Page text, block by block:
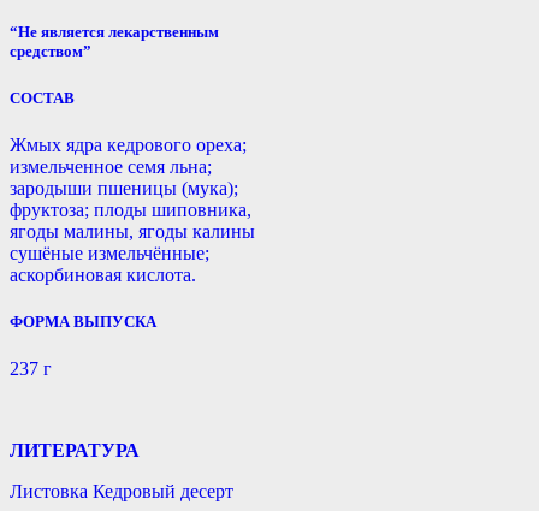
“Не является лекарственным
средством”
СОСТАВ
Жмых ядра кедрового ореха;
измельченное семя льна;
зародыши пшеницы (мука);
фруктоза; плоды шиповника,
ягоды малины, ягоды калины
сушёные измельчённые;
аскорбиновая кислота.
ФОРМА ВЫПУСКА
237 г
ЛИТЕРАТУРА
Листовка Кедровый десерт